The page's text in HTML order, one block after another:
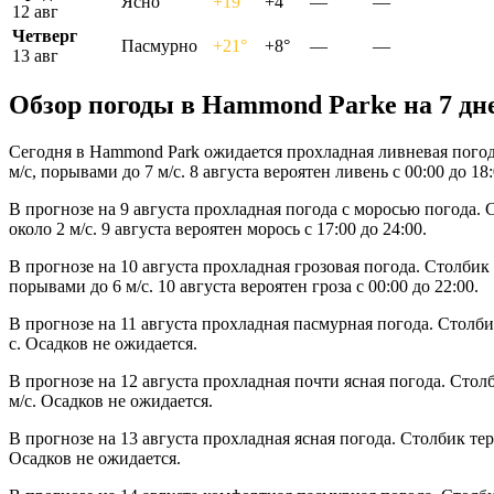
12 авг
Четверг
13 авг
Пасмурно +21° +8° — —
Обзор погоды в Hammond Parkе на 7
Сегодня в Hammond Park ожидается прохладная ливневая
м/с, порывами до 7 м/с. 8 августа вероятен ливень с 00:00 до
В прогнозе на 9 августа прохладная погода с моросью
около 2 м/с. 9 августа вероятен морось с 17:00 до 24:00.
В прогнозе на 10 августа прохладная грозовая погода.
порывами до 6 м/с. 10 августа вероятен гроза с 00:00 до 22:00.
В прогнозе на 11 августа прохладная пасмурная погода.
с. Осадков не ожидается.
В прогнозе на 12 августа прохладная почти ясная погода.
м/с. Осадков не ожидается.
В прогнозе на 13 августа прохладная ясная погода. Столбик
Осадков не ожидается.